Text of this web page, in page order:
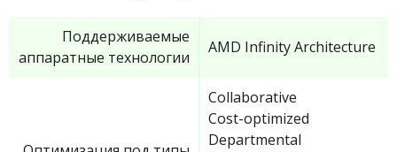
Поддерживаемые
аппаратные технологии
AMD Infinity Architecture
Collaborative
Cost-optimized
Departmental